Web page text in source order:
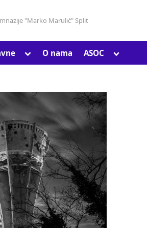
"Marko Marulić" Split
Toggle
Toggle
sub-
menu
Toggle
sub-
O nama ASOC
Toggle
sub-